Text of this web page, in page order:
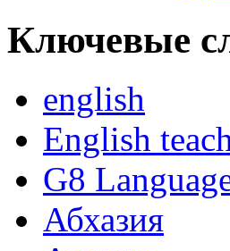
Ключевые
english
English
G8
Абхазия